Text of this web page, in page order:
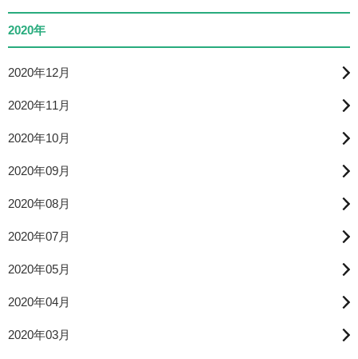
2020年
2020年12月
2020年11月
2020年10月
2020年09月
2020年08月
2020年07月
2020年05月
2020年04月
2020年03月